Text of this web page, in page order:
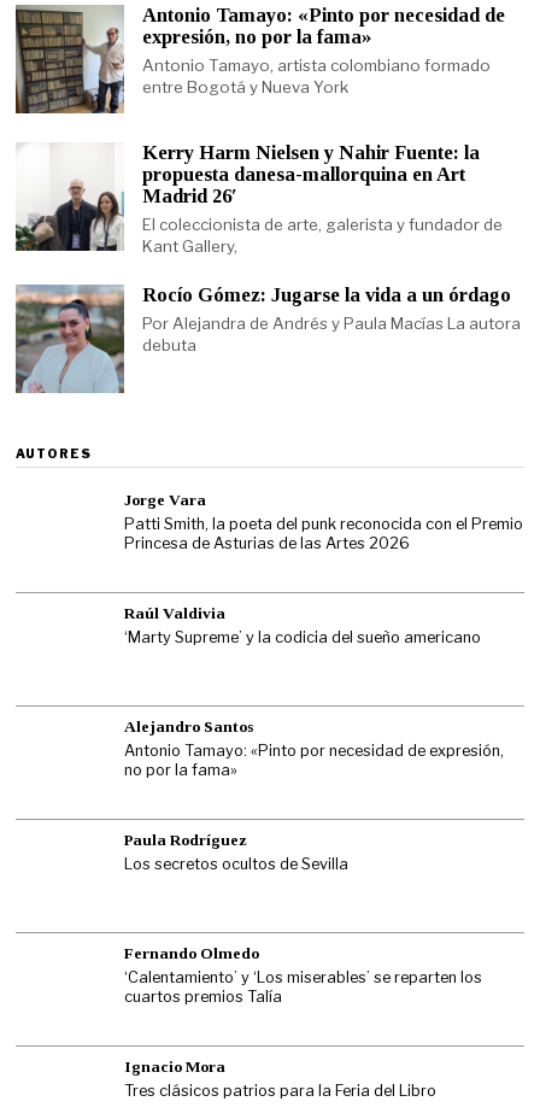
Antonio Tamayo: «Pinto por necesidad de
expresión, no por la fama»
Antonio Tamayo, artista colombiano formado
entre Bogotá y Nueva York
Kerry Harm Nielsen y Nahir Fuente: la
propuesta danesa-mallorquina en Art
Madrid 26′
El coleccionista de arte, galerista y fundador de
Kant Gallery,
Rocío Gómez: Jugarse la vida a un órdago
Por Alejandra de Andrés y Paula Macías La autora
debuta
AUTORES
Jorge Vara
Patti Smith, la poeta del punk reconocida con el Premio
Princesa de Asturias de las Artes 2026
Raúl Valdivia
‘Marty Supreme’ y la codicia del sueño americano
Alejandro Santos
Antonio Tamayo: «Pinto por necesidad de expresión,
no por la fama»
Paula Rodríguez
Los secretos ocultos de Sevilla
Fernando Olmedo
‘Calentamiento’ y ‘Los miserables’ se reparten los
cuartos premios Talía
Ignacio Mora
Tres clásicos patrios para la Feria del Libro